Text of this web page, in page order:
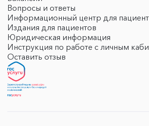
Вопросы и ответы
Информационный центр для
Издания для пациентов
Юридическая информация
Инструкция по работе с личным
Оставить отзыв